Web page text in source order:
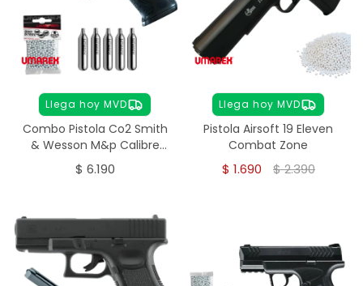
Llega hoy MVD
Combo Pistola Co2 Smith
& Wesson M&p Calibre
4,5mm
$ 6.190
Llega hoy MVD
Pistola Airsoft 19 Eleven
Combat Zone
$ 1.690 $2.390